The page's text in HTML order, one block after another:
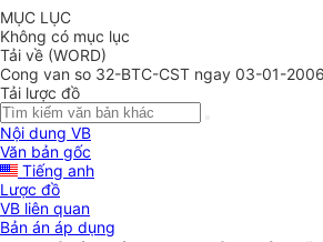
MỤC LỤC
Không có mục lục
Tải về (WORD)
Cong van so 32-BTC-CST ngay 03-01-
Tải lược đồ
Nội dung VB
Văn bản gốc
Tiếng anh
Lược đồ
VB liên quan
Bản án áp dụng